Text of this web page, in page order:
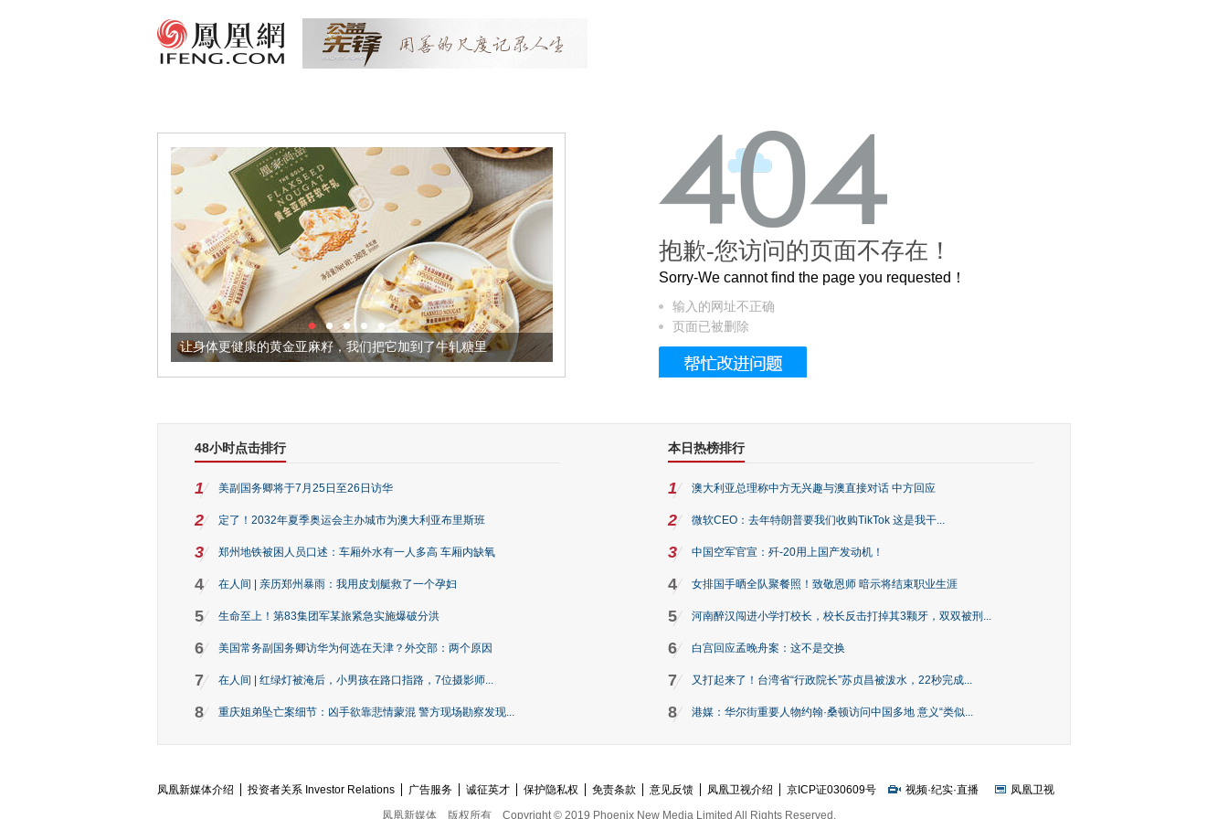
让身体更健康的黄金亚麻籽，我们把它加到了牛轧糖里 被列入佛家七宝的它到底有多美？
抱歉-您访问的页面不存在！
Sorry-We cannot find the page you requested！
输入的网址不正确
页面已被删除
48小时点击排行
1 美副国务卿将于7月25日至26日访华
2 定了！2032年夏季奥运会主办城市为澳大利亚布里斯班
3 郑州地铁被困人员口述：车厢外水有一人多高 车厢内缺氧
4 在人间 | 亲历郑州暴雨：我用皮划艇救了一个孕妇
5 生命至上！第83集团军某旅紧急实施爆破分洪
6 美国常务副国务卿访华为何选在天津？外交部：两个原因
7 在人间 | 红绿灯被淹后，小男孩在路口指路，7位摄影师...
8 重庆姐弟坠亡案细节：凶手欲靠悲情蒙混 警方现场勘察发现...
本日热榜排行
1 澳大利亚总理称中方无兴趣与澳直接对话 中方回应
2 微软CEO：去年特朗普要我们收购TikTok 这是我干...
3 中国空军官宣：歼-20用上国产发动机！
4 女排国手晒全队聚餐照！致敬恩师 暗示将结束职业生涯
5 河南醉汉闯进小学打校长，校长反击打掉其3颗牙，双双被刑...
6 白宫回应孟晚舟案：这不是交换
7 又打起来了！台湾省“行政院长”苏贞昌被泼水，22秒完成...
8 港媒：华尔街重要人物约翰·桑顿访问中国多地 意义“类似...
凤凰新媒体介绍 投资者关系 Investor Relations 广告服务 诚征英才 保护隐私权 免责条款 意见反馈 凤凰卫视介绍 京ICP证030609号 视频·纪实·直播
凤凰卫视
凤凰新媒体
版权所有 Copyright © 2019 Phoenix New Media Limited All Rights Reserved.